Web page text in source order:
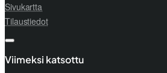
Sivukartta
Tilaustiedot
Viimeksi katsottu